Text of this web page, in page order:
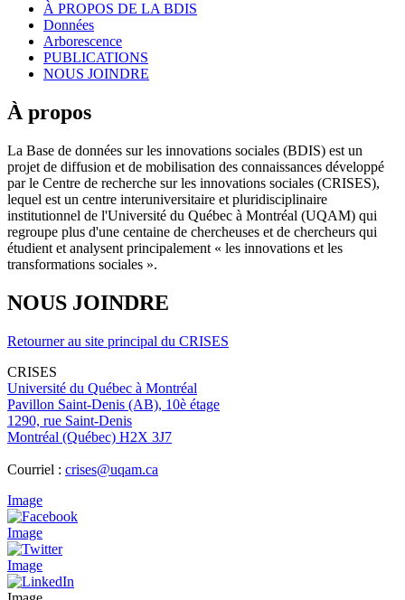
À PROPOS DE LA BDIS
Données
Arborescence
PUBLICATIONS
NOUS JOINDRE
À propos
La Base de données sur les innovations sociales (BDIS) est un
projet de diffusion et de mobilisation des connaissances développé
par le Centre de recherche sur les innovations sociales (CRISES),
lequel est un centre interuniversitaire et pluridisciplinaire
institutionnel de l'Université du Québec à Montréal (UQAM) qui
regroupe plus d'une centaine de chercheuses et de chercheurs qui
étudient et analysent principalement « les innovations et les
transformations sociales ».
NOUS JOINDRE
Retourner au site principal du CRISES
CRISES
Université du Québec à Montréal
Pavillon Saint-Denis (AB), 10è étage
1290, rue Saint-Denis
Montréal (Québec) H2X 3J7
Courriel : crises@uqam.ca
Image
Image
Image